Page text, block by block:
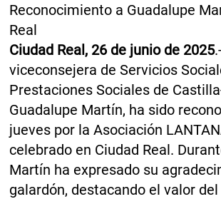
Reconocimiento a Guadalupe
Real
Ciudad Real, 26 de junio de 2025
viceconsejera de Servicios
Prestaciones Sociales de
Guadalupe Martín, ha sido
jueves por la Asociación
celebrado en Ciudad Real.
Martín ha expresado su
galardón, destacando el valor